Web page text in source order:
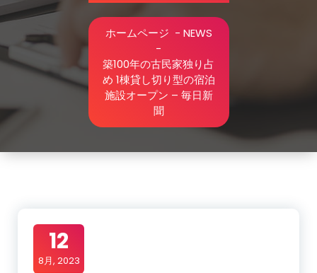
ホームページ - NEWS
-
築100年の古民家独り占
め 1棟貸し切り型の宿泊
施設オープン – 毎日新
聞
12
8月, 2023